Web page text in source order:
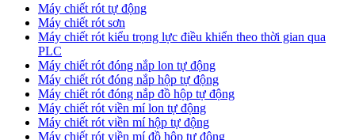
Máy chiết rót tự động
Máy chiết rót sơn
Máy chiết rót kiểu trọng lực điều khiển theo thời gian qua
PLC
Máy chiết rót đóng nắp lon tự động
Máy chiết rót đóng nắp hộp tự động
Máy chiết rót đóng nắp đồ hộp tự động
Máy chiết rót viền mí lon tự động
Máy chiết rót viền mí hộp tự động
Máy chiết rót viền mí đồ hộp tự động